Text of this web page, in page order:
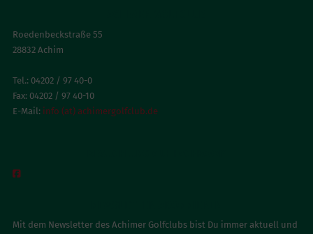
Roedenbeckstraße 55
28832 Achim
Tel.: 04202 / 97 40-0
Fax: 04202 / 97 40-10
E-Mail: info (at) achimergolfclub.de

Mit dem Newsletter des Achimer Golfclubs bist Du immer aktuell und